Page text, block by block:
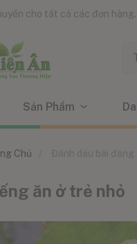
cho tất cả các đơn hàng.
Sản Phẩm
Chủ
ăn ở trẻ nhỏ